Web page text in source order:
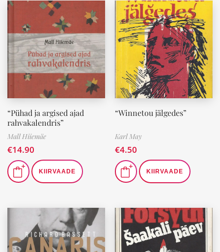
“Pühad ja argised ajad
rahvakalendris”
Mall Hiiemäe
€14.90
KIIRVAADE
“Winnetou jälgedes”
Karl May
€4.50
KIIRVAADE